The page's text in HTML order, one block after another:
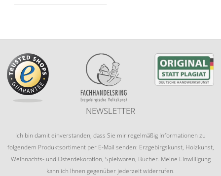
NEWSLETTER
Ich bin damit einverstanden, dass Sie mir regelmäßig Informationen zu
folgendem Produktsortiment per E-Mail senden: Erzgebirgskunst, Holzkunst,
Weihnachts- und Osterdekoration, Spielwaren, Bücher. Meine Einwilligung
kann ich Ihnen gegenüber jederzeit widerrufen.